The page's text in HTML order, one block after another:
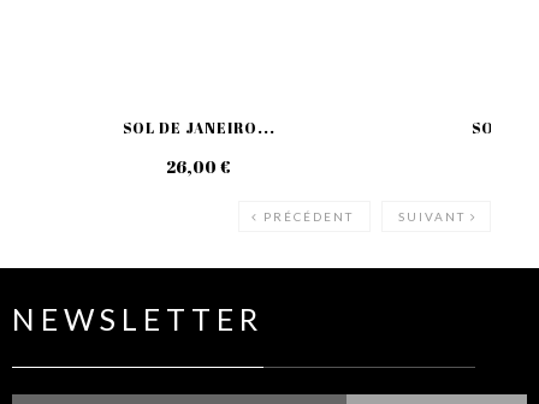
SOL DE JANEIRO...
26,00 €
SOL DE
PRÉCÉDENT SUIVANT
NEWSLETTER